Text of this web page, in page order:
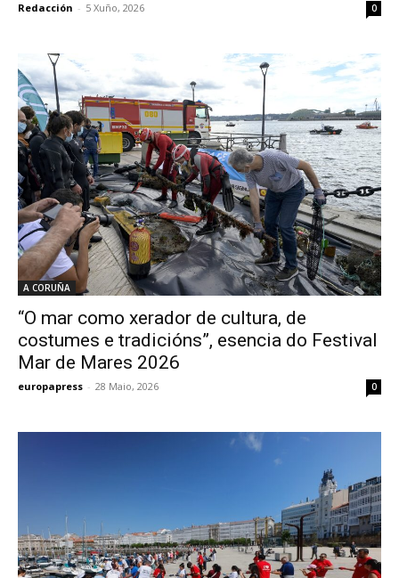
Redacción - 5 Xuño, 2026 0
A CORUÑA
“O mar como xerador de cultura, de
costumes e tradicións”, esencia do Festival
Mar de Mares 2026
europapress - 28 Maio, 2026 0